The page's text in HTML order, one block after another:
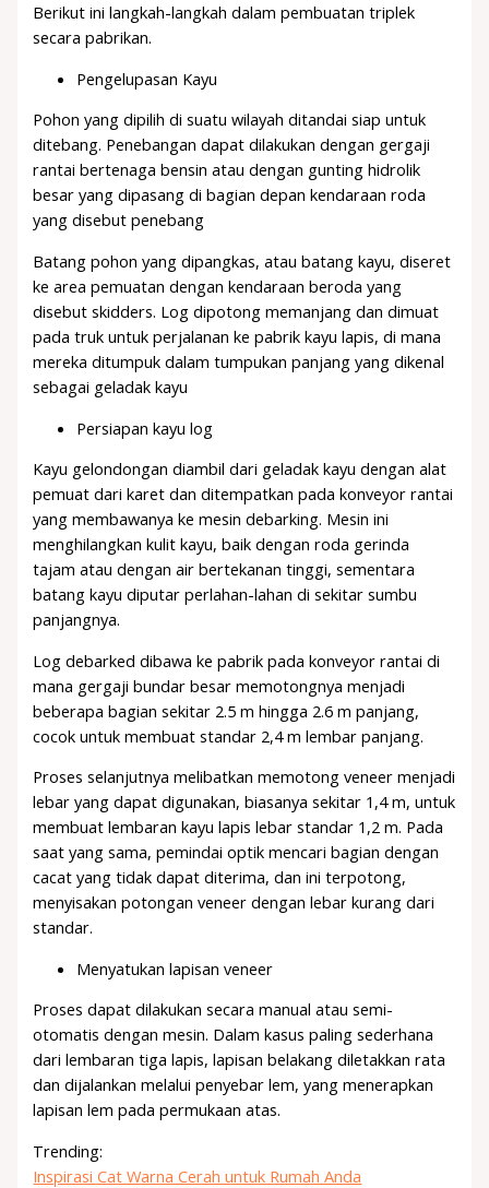
Berikut ini langkah-langkah dalam pembuatan triplek
secara pabrikan.
Pengelupasan Kayu
Pohon yang dipilih di suatu wilayah ditandai siap untuk
ditebang. Penebangan dapat dilakukan dengan gergaji
rantai bertenaga bensin atau dengan gunting hidrolik
besar yang dipasang di bagian depan kendaraan roda
yang disebut penebang
Batang pohon yang dipangkas, atau batang kayu, diseret
ke area pemuatan dengan kendaraan beroda yang
disebut skidders. Log dipotong memanjang dan dimuat
pada truk untuk perjalanan ke pabrik kayu lapis, di mana
mereka ditumpuk dalam tumpukan panjang yang dikenal
sebagai geladak kayu
Persiapan kayu log
Kayu gelondongan diambil dari geladak kayu dengan alat
pemuat dari karet dan ditempatkan pada konveyor rantai
yang membawanya ke mesin debarking. Mesin ini
menghilangkan kulit kayu, baik dengan roda gerinda
tajam atau dengan air bertekanan tinggi, sementara
batang kayu diputar perlahan-lahan di sekitar sumbu
panjangnya.
Log debarked dibawa ke pabrik pada konveyor rantai di
mana gergaji bundar besar memotongnya menjadi
beberapa bagian sekitar 2.5 m hingga 2.6 m panjang,
cocok untuk membuat standar 2,4 m lembar panjang.
Proses selanjutnya melibatkan memotong veneer menjadi
lebar yang dapat digunakan, biasanya sekitar 1,4 m, untuk
membuat lembaran kayu lapis lebar standar 1,2 m. Pada
saat yang sama, pemindai optik mencari bagian dengan
cacat yang tidak dapat diterima, dan ini terpotong,
menyisakan potongan veneer dengan lebar kurang dari
standar.
Menyatukan lapisan veneer
Proses dapat dilakukan secara manual atau semi-
otomatis dengan mesin. Dalam kasus paling sederhana
dari lembaran tiga lapis, lapisan belakang diletakkan rata
dan dijalankan melalui penyebar lem, yang menerapkan
lapisan lem pada permukaan atas.
Trending:
Inspirasi Cat Warna Cerah untuk Rumah Anda